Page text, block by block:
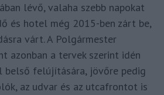
lévő, valaha szebb napokat
és hotel még 2015-ben zárt be,
várt. A Polgármester
azonban a tervek szerint idén
belső felújítására, jövőre pedig
az udvar és az utcafrontot is